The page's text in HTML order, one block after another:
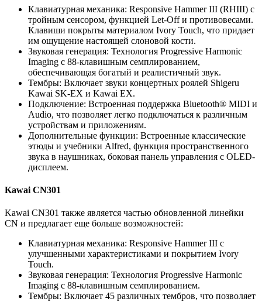
Клавиатурная механика: Responsive Hammer III (RHIII) с
тройным сенсором, функцией Let-Off и противовесами.
Клавиши покрыты материалом Ivory Touch, что придает
им ощущение настоящей слоновой кости.
Звуковая генерация: Технология Progressive Harmonic
Imaging с 88-клавишным семплированием,
обеспечивающая богатый и реалистичный звук.
Тембры: Включает звуки концертных роялей Shigeru
Kawai SK-EX и Kawai EX.
Подключение: Встроенная поддержка Bluetooth® MIDI и
Audio, что позволяет легко подключаться к различным
устройствам и приложениям.
Дополнительные функции: Встроенные классические
этюды и учебники Alfred, функция пространственного
звука в наушниках, боковая панель управления с OLED-
дисплеем.
Kawai CN301
Kawai CN301 также является частью обновленной линейки
CN и предлагает еще больше возможностей:
Клавиатурная механика: Responsive Hammer III с
улучшенными характеристиками и покрытием Ivory
Touch.
Звуковая генерация: Технология Progressive Harmonic
Imaging с 88-клавишным семплированием.
Тембры: Включает 45 различных тембров, что позволяет